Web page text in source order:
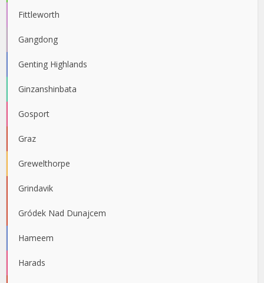
Fittleworth
Gangdong
Genting Highlands
Ginzanshinbata
Gosport
Graz
Grewelthorpe
Grindavik
Gródek Nad Dunajcem
Hameem
Harads